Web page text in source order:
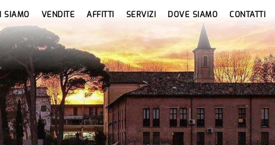
SIAMO VENDITE AFFITTI SERVIZI DOVE SIAMO CONTATTI